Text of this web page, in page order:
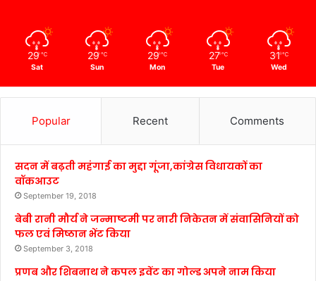
29 ℃
Sat
29 ℃
Sun
29 ℃
Mon
27 ℃
Tue
31 ℃
Wed
Popular Recent Comments
सदन में बढ़ती महंगाई का मुद्दा गूंजा,कांग्रेस विधायकों का
वॉकआउट
September 19, 2018
बेबी रानी मौर्य ने जन्माष्टमी पर नारी निकेतन में संवासिनियों को
फल एवं मिष्ठान भेंट किया
September 3, 2018
प्रणब और शिबनाथ ने कपल इवेंट का गोल्ड अपने नाम किया